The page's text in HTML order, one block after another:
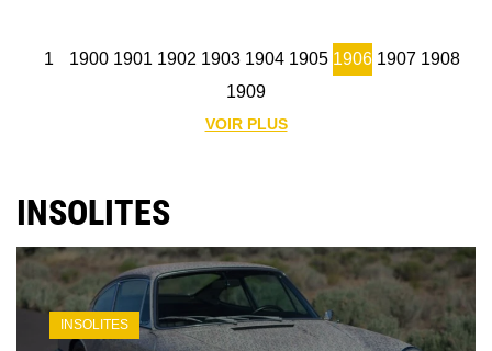
1 1900 1901 1902 1903 1904 1905 1906 1907 1908
1909
VOIR PLUS
INSOLITES
INSOLITES